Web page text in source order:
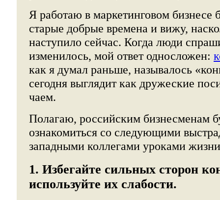
Я работаю в маркетинговом бизнесе
старые добрые времена и вижу,
наступило сейчас. Когда люди
изменилось, мой ответ односложен:
как я думал раньше, называлось
сегодня выглядит как дружеские
чаем.
Полагаю, российским бизнесменам
ознакомиться со следующими
западными коллегами уроками
1. Избегайте сильных сторон
используйте их слабости.